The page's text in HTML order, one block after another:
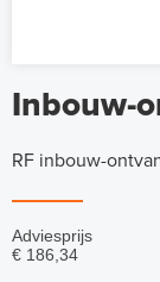
Inbouw-
RF inbouw-
Adviesprijs
€ 186,34